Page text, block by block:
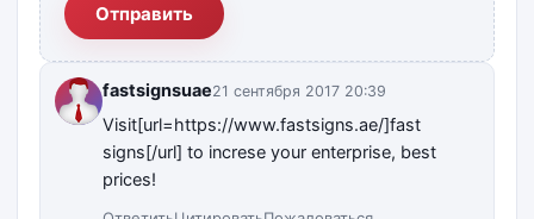
Отправить
fastsignsuae21 сентября 2017 20:39
Visit[url=https://www.fastsigns.ae/]fast
signs[/url] to increse your enterprise, best
prices!